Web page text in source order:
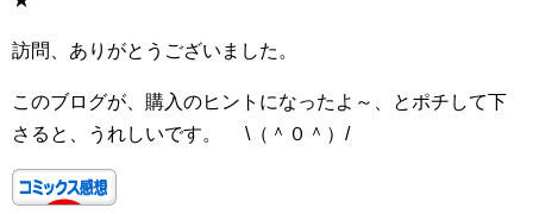
訪問、ありがとうございました。
このブログが、購入のヒントになったよ～、とポチして下
さると、うれしいです。 \（＾０＾）/